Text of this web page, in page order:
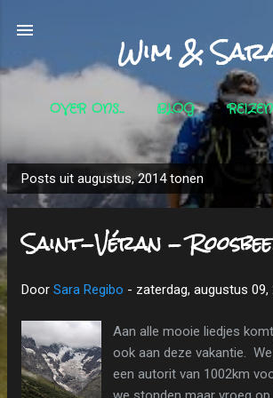
Wim &
OVER ONS... BLOG REIZEN
P
o
Posts uit augustus, 2014 tonen
Saint-Véran -
Door Sara Regibo - zaterdag, augustus 09,
Aan alle mooie liedjes
ook aan deze vakantie.
een autorit van 1002km